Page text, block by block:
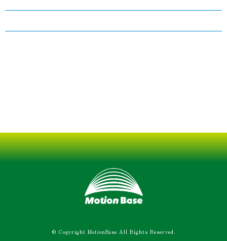
© Copyright MotionBase All Rights Reserved.